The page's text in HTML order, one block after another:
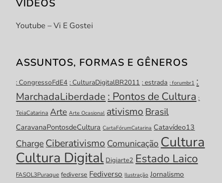
VÍDEOS
Youtube – Vi E Gostei
ASSUNTOS, FORMAS E GÊNEROS
: CongressoFdE4 : CulturaDigitalBR2011 : estrada : forumbr1 :
MarchadaLiberdade : Pontos de Cultura :
TeiaCatarina Arte Arte Ocasional ativismo Brasil
CaravanaPontosdeCultura CartaFórumCatarina Catavídeo13
Charge Ciberativismo Comunicação Cultura
Cultura Digital Digiarte2 Estado Laico
FASOL3Puraque fediverse Fediverso Ilustração Jornalismo